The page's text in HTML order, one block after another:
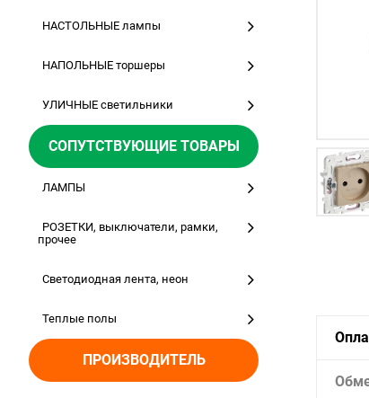
НАСТОЛЬНЫЕ лампы
НАПОЛЬНЫЕ торшеры
УЛИЧНЫЕ светильники
СОПУТСТВУЮЩИЕ ТОВАРЫ
ЛАМПЫ
РОЗЕТКИ, выключатели, рамки,
прочее
Светодиодная лента, неон
Теплые полы
ПРОИЗВОДИТЕЛЬ